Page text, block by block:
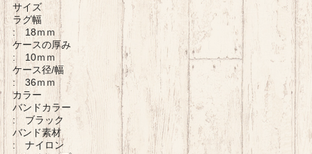
サイズ
ラグ幅
: 18ｍｍ
ケースの厚み
: 10ｍｍ
ケース径/幅
: 36ｍｍ
カラー
バンドカラー
: ブラック
バンド素材
: ナイロン